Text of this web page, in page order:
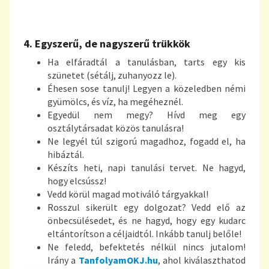
4. Egyszerű, de nagyszerű trükkök
Ha elfáradtál a tanulásban, tarts egy kis
szünetet (sétálj, zuhanyozz le).
Éhesen sose tanulj! Legyen a közeledben némi
gyümölcs, és víz, ha megéheznél.
Egyedül nem megy? Hívd meg egy
osztálytársadat közös tanulásra!
Ne legyél túl szigorú magadhoz, fogadd el, ha
hibáztál.
Készíts heti, napi tanulási tervet. Ne hagyd,
hogy elcsússz!
Vedd körül magad motiváló tárgyakkal!
Rosszul sikerült egy dolgozat? Vedd elő az
önbecsülésedet, és ne hagyd, hogy egy kudarc
eltántorítson a céljaidtól. Inkább tanulj belőle!
Ne feledd, befektetés nélkül nincs jutalom!
Irány a TanfolyamOKJ.hu, ahol kiválaszthatod